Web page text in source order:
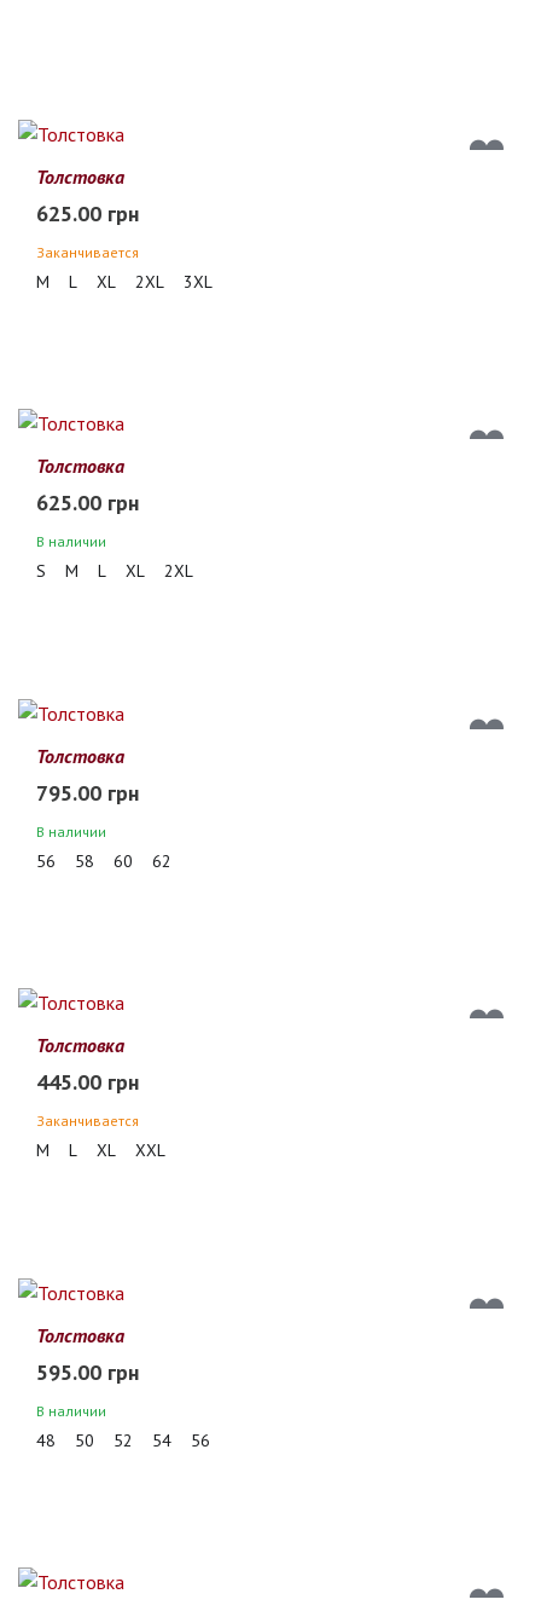
Толстовка
625.00 грн
Заканчивается
M L XL 2XL 3XL
Толстовка
625.00 грн
В наличии
S M L XL 2XL
Толстовка
795.00 грн
В наличии
56 58 60 62
Толстовка
445.00 грн
Заканчивается
M L XL XXL
Толстовка
595.00 грн
В наличии
48 50 52 54 56